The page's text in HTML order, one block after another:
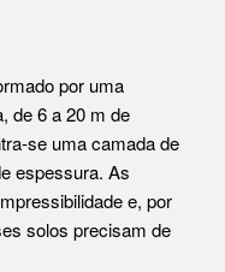
por uma
de 6 a 20 m de
se uma camada de
espessura. As
e, por
solos precisam de